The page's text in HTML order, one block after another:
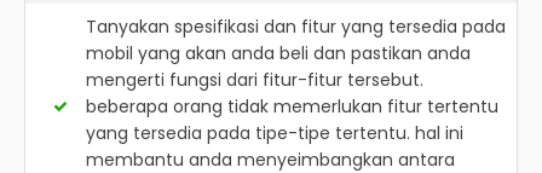
Tanyakan spesifikasi dan fitur yang tersedia pada
mobil yang akan anda beli dan pastikan anda
mengerti fungsi dari fitur-fitur tersebut.
beberapa orang tidak memerlukan fitur tertentu
yang tersedia pada tipe-tipe tertentu. hal ini
membantu anda menyeimbangkan antara